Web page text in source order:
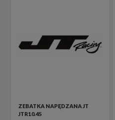
ZEBATKA NAPĘDZANA JT
JTR10.45